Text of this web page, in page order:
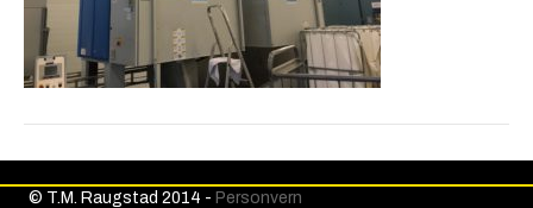
© T.M. Raugstad 2014 - Personvern